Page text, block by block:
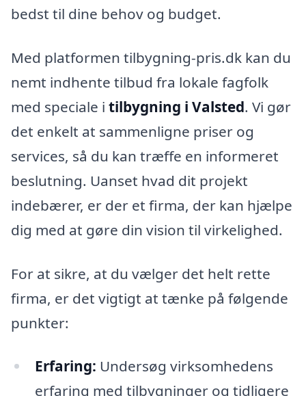
bedst til dine behov og budget.
Med platformen tilbygning-pris.dk kan du
nemt indhente tilbud fra lokale fagfolk
med speciale i tilbygning i Valsted. Vi gør
det enkelt at sammenligne priser og
services, så du kan træffe en informeret
beslutning. Uanset hvad dit projekt
indebærer, er der et firma, der kan hjælpe
dig med at gøre din vision til virkelighed.
For at sikre, at du vælger det helt rette
firma, er det vigtigt at tænke på følgende
punkter:
Erfaring: Undersøg virksomhedens
erfaring med tilbygninger og tidligere